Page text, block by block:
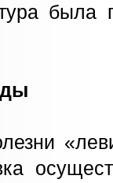
была